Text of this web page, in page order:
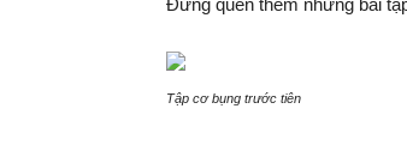
Đừng quên thêm những bài
Tập cơ bụng trước tiên